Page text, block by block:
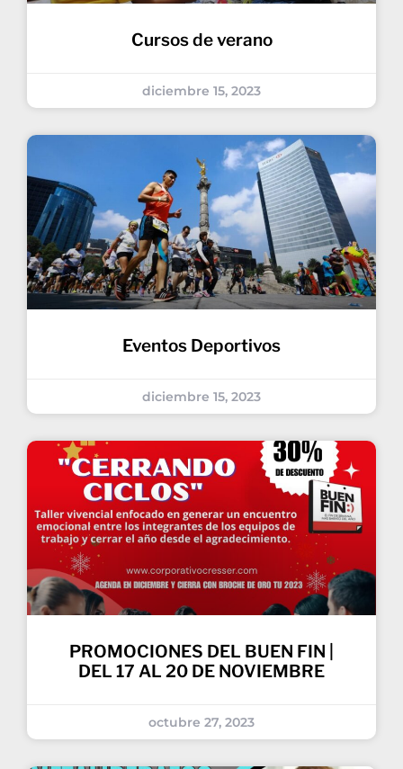
Cursos de verano
diciembre 15, 2023
Eventos Deportivos
diciembre 15, 2023
PROMOCIONES DEL BUEN FIN |
DEL 17 AL 20 DE NOVIEMBRE
octubre 27, 2023